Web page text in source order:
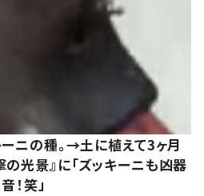
ニの種。→土に植えて3ヶ月
光景』に「ズッキーニも凶器
！笑」